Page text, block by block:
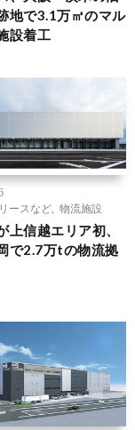
地で3.1万㎡のマル
設着工
ースなど
物流施設
上信越エリア初、
で2.7万tの物流拠